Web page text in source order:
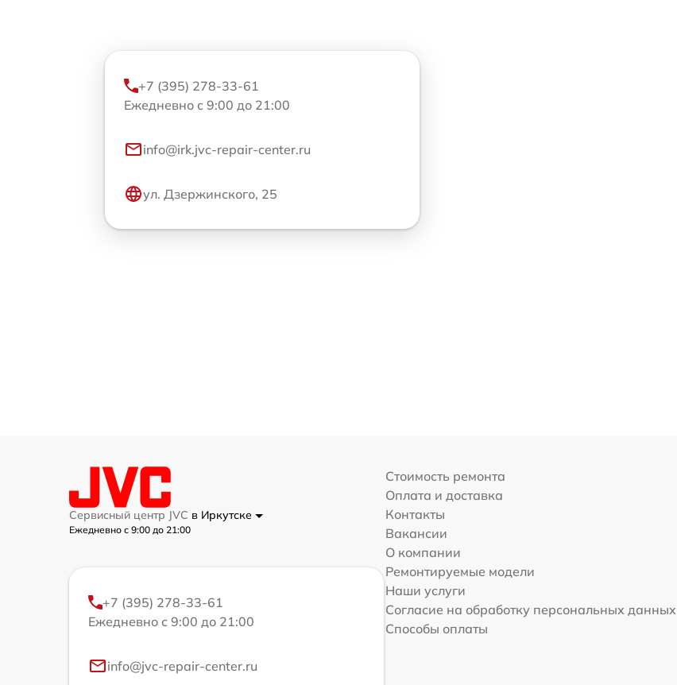
+7 (395) 278-33-61
Ежедневно с 9:00 до 21:00
info@irk.jvc-repair-center.ru
ул. Дзержинского, 25
Сервисный центр JVC в Иркутске
Ежедневно с 9:00 до 21:00
+7 (395) 278-33-61
Ежедневно с 9:00 до 21:00
info@jvc-repair-center.ru
Стоимость ремонта
Оплата и доставка
Контакты
Вакансии
О компании
Ремонтируемые модели
Наши услуги
Согласие на обработку персональных данных
Способы оплаты